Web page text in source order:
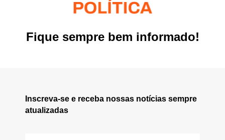
Fique sempre bem informado!
Inscreva-se e receba nossas notícias sempre
atualizadas